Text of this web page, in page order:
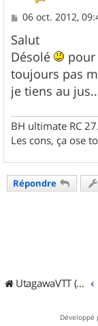
M
s
s
a
g
e
06 oct. 2012,
Salut
Désolé
toujours pas
je tiens au
BH ultimate RC
Les cons, ça ose
Répondre
UtagawaVTT (Randos VTT et VTTAE avec traces GPS)
Développé